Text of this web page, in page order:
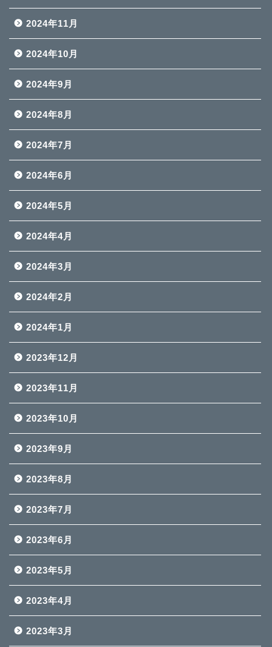
2024年11月
2024年10月
2024年9月
2024年8月
2024年7月
2024年6月
2024年5月
2024年4月
2024年3月
2024年2月
2024年1月
2023年12月
2023年11月
2023年10月
2023年9月
2023年8月
2023年7月
2023年6月
2023年5月
2023年4月
2023年3月